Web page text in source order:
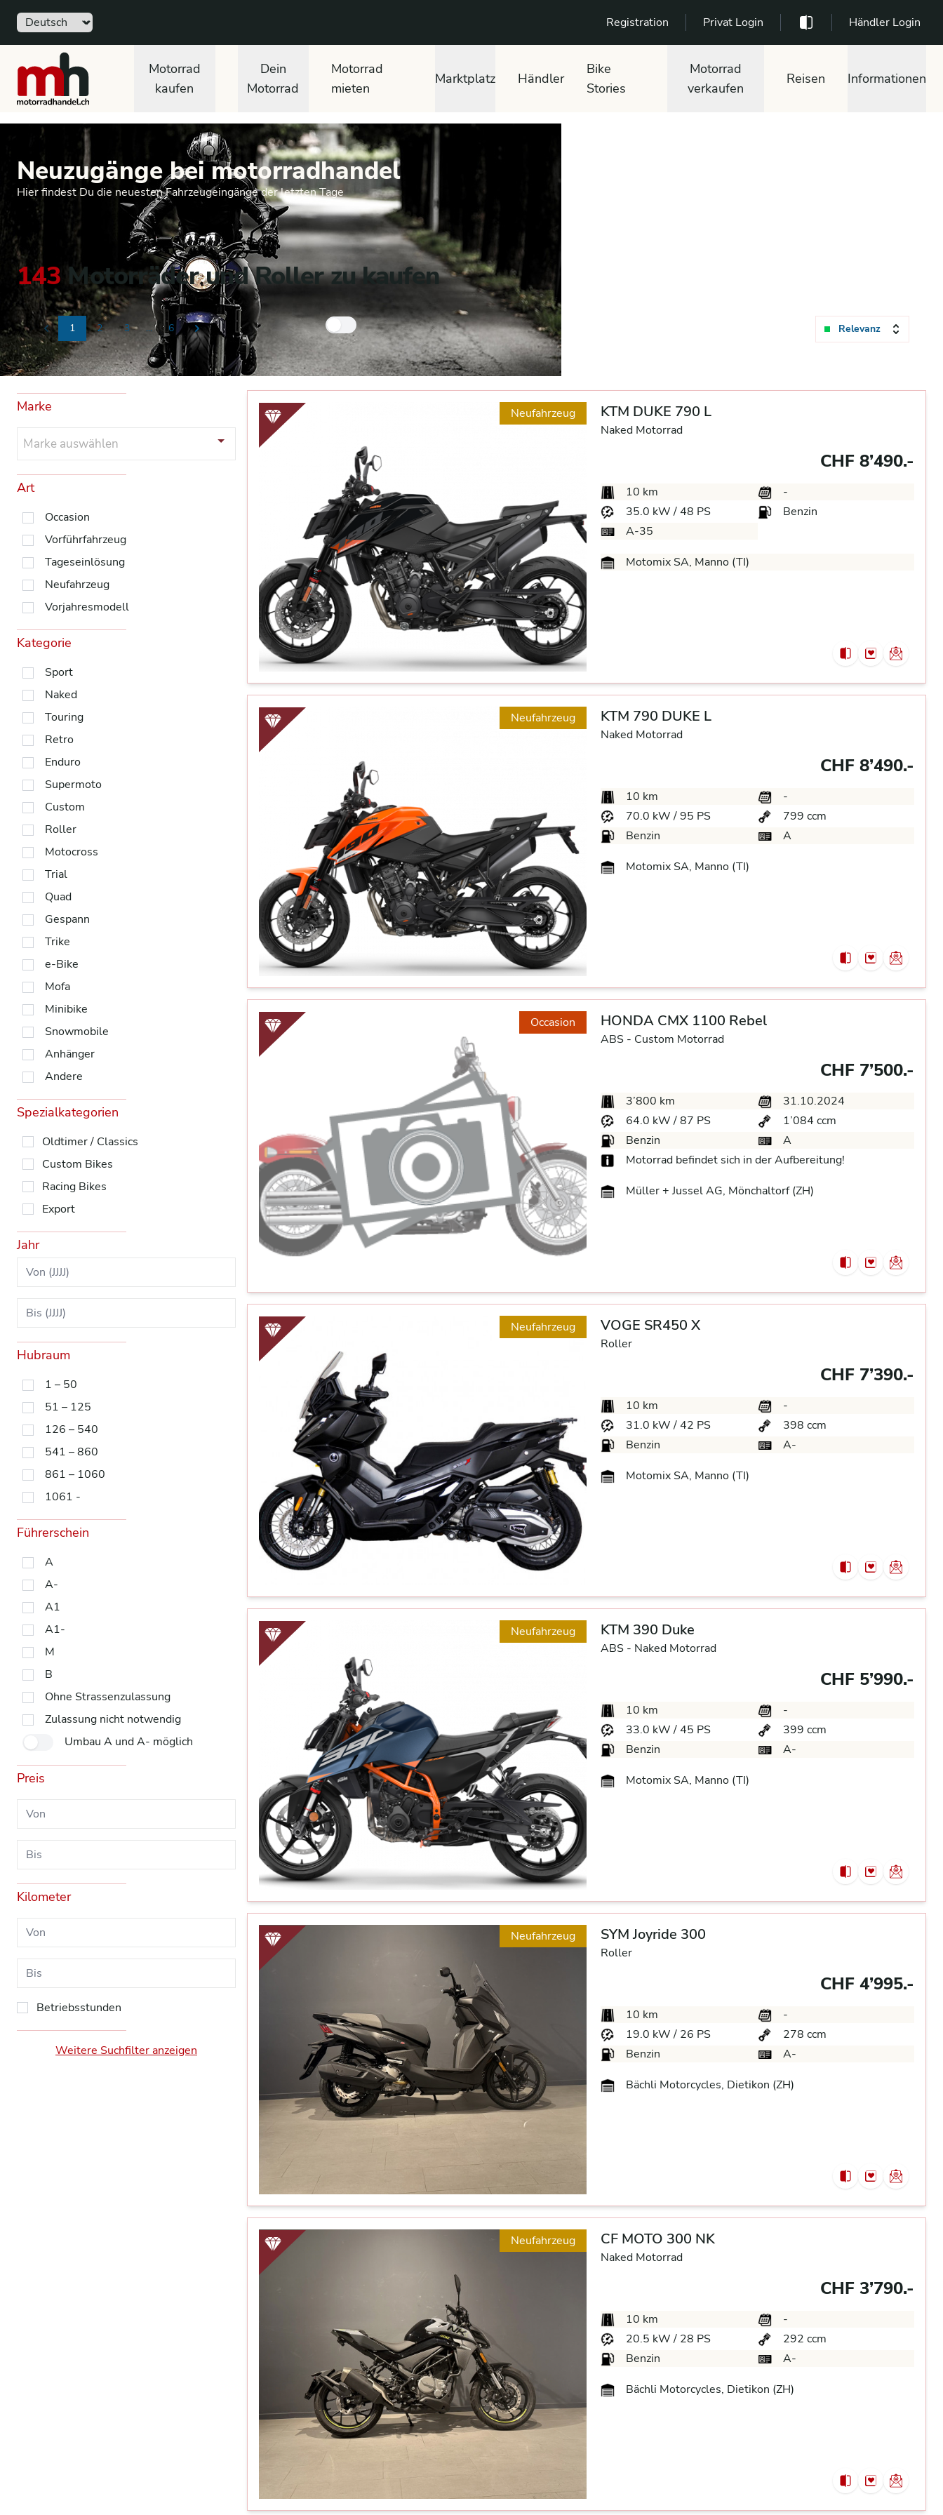
Sprache Registration Privat Login Händler Login
motorradhandel.ch
Motorrad
kaufen
Dein
Motorrad
Motorrad
mieten
Marktplatz Händler
Bike
Stories
Motorrad
verkaufen
Reisen Informationen
Neuzugänge bei motorradhandel
Hier findest Du die neuesten Fahrzeugeingänge der letzten Tage
143 Motorräder und Roller zu kaufen
Previous
1 2 3 ... 6 Next
Nur Händlerfahrzeuge Relevanz
Marke
Marke auswählen
Art
Occasion
Vorführfahrzeug
Tageseinlösung
Neufahrzeug
Vorjahresmodell
Kategorie
Sport
Naked
Touring
Retro
Enduro
Supermoto
Custom
Roller
Motocross
Trial
Quad
Gespann
Trike
e-Bike
Mofa
Minibike
Snowmobile
Anhänger
Andere
Spezialkategorien
Oldtimer / Classics
Custom Bikes
Racing Bikes
Export
Jahr
Hubraum
1 – 50
51 – 125
126 – 540
541 – 860
861 – 1060
1061 -
Führerschein
A
A-
A1
A1-
M
B
Ohne Strassenzulassung
Zulassung nicht notwendig
Umbau A und A- möglich
Preis
Kilometer
Betriebsstunden
Weitere Suchfilter anzeigen
Neufahrzeug KTM DUKE 790 L
Naked Motorrad
CHF 8’490.-
10 km
-
35.0 kW / 48 PS
Benzin
A-35
Motomix SA, Manno (TI)
Neufahrzeug KTM 790 DUKE L
Naked Motorrad
CHF 8’490.-
10 km
-
70.0 kW / 95 PS
799 ccm
Benzin
A
Motomix SA, Manno (TI)
Occasion HONDA CMX 1100 Rebel
ABS - Custom Motorrad
CHF 7’500.-
3’800 km
31.10.2024
64.0 kW / 87 PS
1’084 ccm
Benzin
A
Motorrad befindet sich in der Aufbereitung!
Müller + Jussel AG, Mönchaltorf (ZH)
Neufahrzeug VOGE SR450 X
Roller
CHF 7’390.-
10 km
-
31.0 kW / 42 PS
398 ccm
Benzin
A-
Motomix SA, Manno (TI)
Neufahrzeug KTM 390 Duke
ABS - Naked Motorrad
CHF 5’990.-
10 km
-
33.0 kW / 45 PS
399 ccm
Benzin
A-
Motomix SA, Manno (TI)
Neufahrzeug SYM Joyride 300
Roller
CHF 4’995.-
10 km
-
19.0 kW / 26 PS
278 ccm
Benzin
A-
Bächli Motorcycles, Dietikon (ZH)
Neufahrzeug CF MOTO 300 NK
Naked Motorrad
CHF 3’790.-
10 km
-
20.5 kW / 28 PS
292 ccm
Benzin
A-
Bächli Motorcycles, Dietikon (ZH)